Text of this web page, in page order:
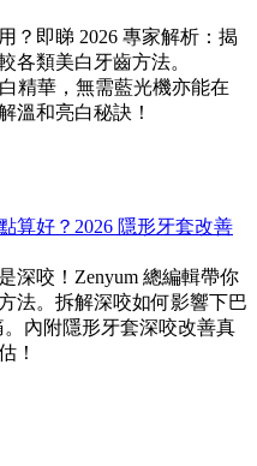
？即睇 2026 專家解析：揭
各類美白牙齒方法。
精華，無需藍光機亦能在
溫和亮白秘訣！
算好？2026 隱形牙套改善
深咬！Zenyum 總編輯帶你
法。拆解深咬如何影響下巴
內附隱形牙套深咬改善真
！